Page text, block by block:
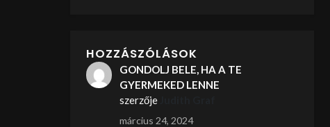
HOZZÁSZÓLÁSOK
GONDOLJ BELE, HA A TE
GYERMEKED LENNE
szerzője
március 24, 2024